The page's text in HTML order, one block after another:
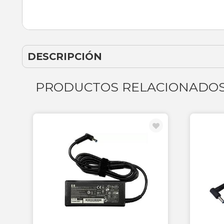
DESCRIPCIÓN
PRODUCTOS